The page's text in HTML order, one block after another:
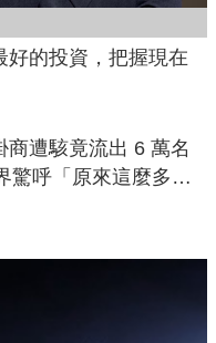
好的投資，把握現在
商遭駭竟流出 6 萬名
驚呼「原來這麼多人